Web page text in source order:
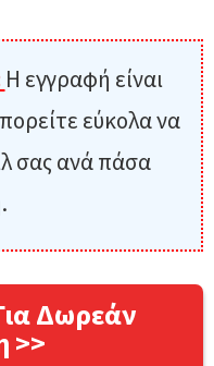
Η εγγραφή είναι
εύκολα να
σας ανά πάσα
Δωρεάν
>>